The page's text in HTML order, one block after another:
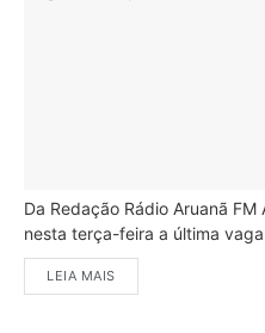
Da Redação Rádio Aruanã
nesta terça-feira a última
LEIA MAIS